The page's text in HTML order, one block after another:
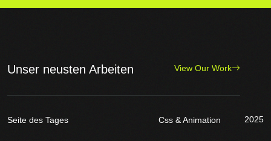
Unser neusten Arbeiten View Our Work
Seite des Tages Css & Animation 2025